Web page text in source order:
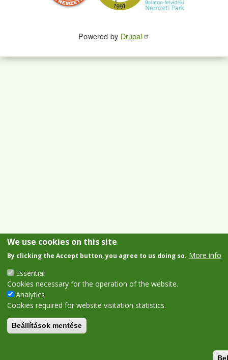
Powered by Drupal
We use cookies on this site
By clicking the Accept button, you agree to us doing so. More info
Essential
Cookies necessary for the operation of the website.
Analytics
Cookies required for website visitation statistics.
Beállítások mentése